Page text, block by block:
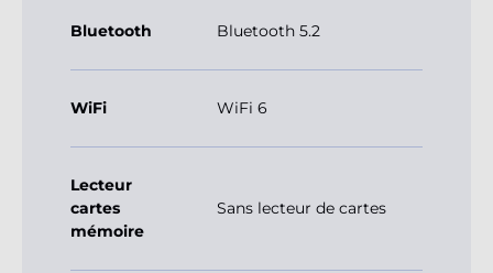
Bluetooth Bluetooth 5.2
WiFi WiFi 6
Lecteur
cartes
mémoire
Sans lecteur de cartes